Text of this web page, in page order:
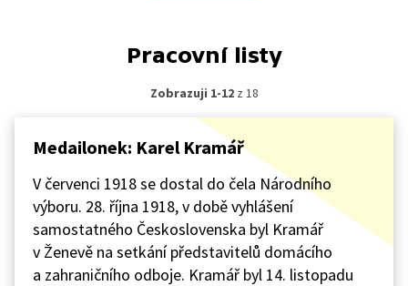
Pracovní listy
Zobrazuji 1-12z 18
Medailonek: Karel Kramář
V červenci 1918 se dostal do čela Národního
výboru. 28. října 1918, v době vyhlášení
samostatného Československa byl Kramář
v Ženevě na setkání představitelů domácího
a zahraničního odboje. Kramář byl 14. listopadu